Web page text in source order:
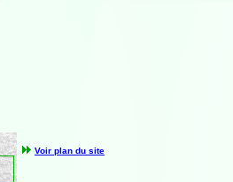
Voir plan du site